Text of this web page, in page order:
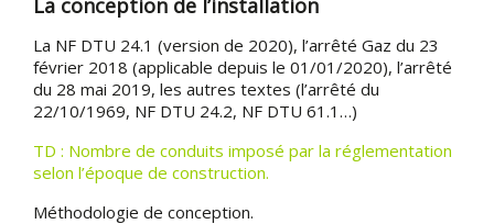
La conception de l’installation
La NF DTU 24.1 (version de 2020), l’arrêté Gaz du 23
février 2018 (applicable depuis le 01/01/2020), l’arrêté
du 28 mai 2019, les autres textes (l’arrêté du
22/10/1969, NF DTU 24.2, NF DTU 61.1…)
TD : Nombre de conduits imposé par la réglementation
selon l’époque de construction.
Méthodologie de conception.